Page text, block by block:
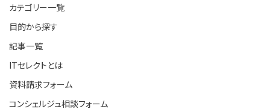
カテゴリー一覧
目的から探す
記事一覧
ITセレクトとは
資料請求フォーム
コンシェルジュ相談フォーム